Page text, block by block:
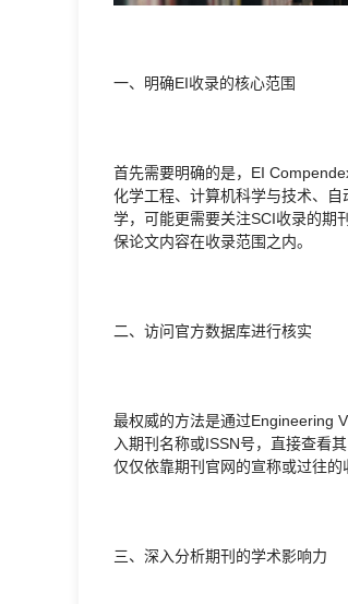
一、明确EI收录的核心范围
首先需要明确的是，EI
化学工程、计算机科学与技术、
学，可能更需要关注SCI收录的期
保论文内容在收录范围之内。
二、访问官方数据库进行核实
最权威的方法是通过Engineering
入期刊名称或ISSN号，直接查看
仅仅依靠期刊官网的宣称或过往的
三、深入分析期刊的学术影响力